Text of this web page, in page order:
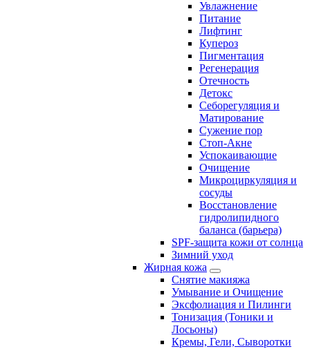
Увлажнение
Питание
Лифтинг
Купероз
Пигментация
Регенерация
Отечность
Детокс
Себорегуляция и
Матирование
Сужение пор
Стоп-Акне
Успокаивающие
Очищение
Микроциркуляция и
сосуды
Восстановление
гидролипидного
баланса (барьера)
SPF-защита кожи от солнца
Зимний уход
Жирная кожа
Снятие макияжа
Умывание и Очищение
Эксфолиация и Пилинги
Тонизация (Тоники и
Лосьоны)
Кремы, Гели, Сыворотки